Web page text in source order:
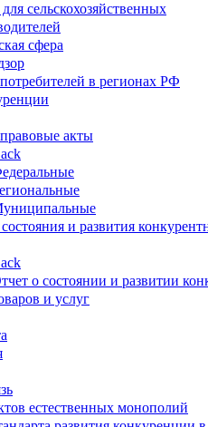
сельскохозяйственных
сфера
в регионах РФ
акты
и развития
о состоянии и развитии
и услуг
естественных монополий